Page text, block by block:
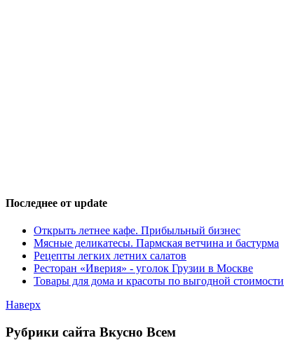
Последнее от update
Открыть летнее кафе. Прибыльный бизнес
Мясные деликатесы. Пармская ветчина и бастурма
Рецепты легких летних салатов
Ресторан «Иверия» - уголок Грузии в Москве
Товары для дома и красоты по выгодной стоимости
Наверх
Рубрики сайта Вкусно Всем